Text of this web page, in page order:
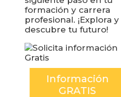
formación y carrera
profesional. ¡Explora y
descubre tu futuro!
Información
GRATIS